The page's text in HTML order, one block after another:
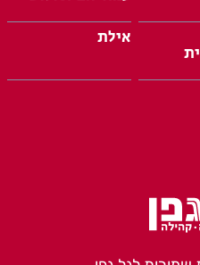
אילת